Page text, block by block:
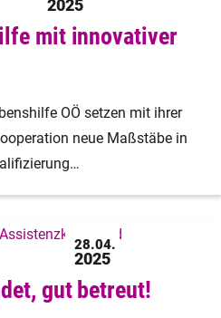
2025
mit innovativer
OÖ setzen mit ihrer
neue Maßstäbe in
28.04.
2025
gut betreut!